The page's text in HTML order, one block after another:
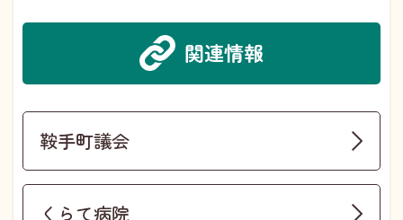
関連情報
鞍手町議会
くらて病院